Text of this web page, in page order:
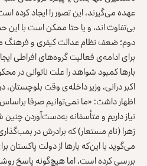
عهده می‌گیرند، این تصور را ایجاد کرده
بی‌تفاوت‌ اند، و یا حتا ممکن است با
دوم؛ ضعف نظام عدالت کیفری و فرهنگ
برای ادامه‌ی فعالیت گروه‌های افراطی
بارها کمبود شواهد را علت ناتوانی در
اکبر درانی، وزیر داخله‌ی وقت
اظهار داشت: «ما نمی‌توانیم صرفا
نیاز داریم و متأسفانه به‌دست‌آوردن
زهرا (نام مستعار) که برادرش در
می‌گوید با این‌که بارها از دولت
بررسی کرده است، اما هیچ‌گونه پاسخ